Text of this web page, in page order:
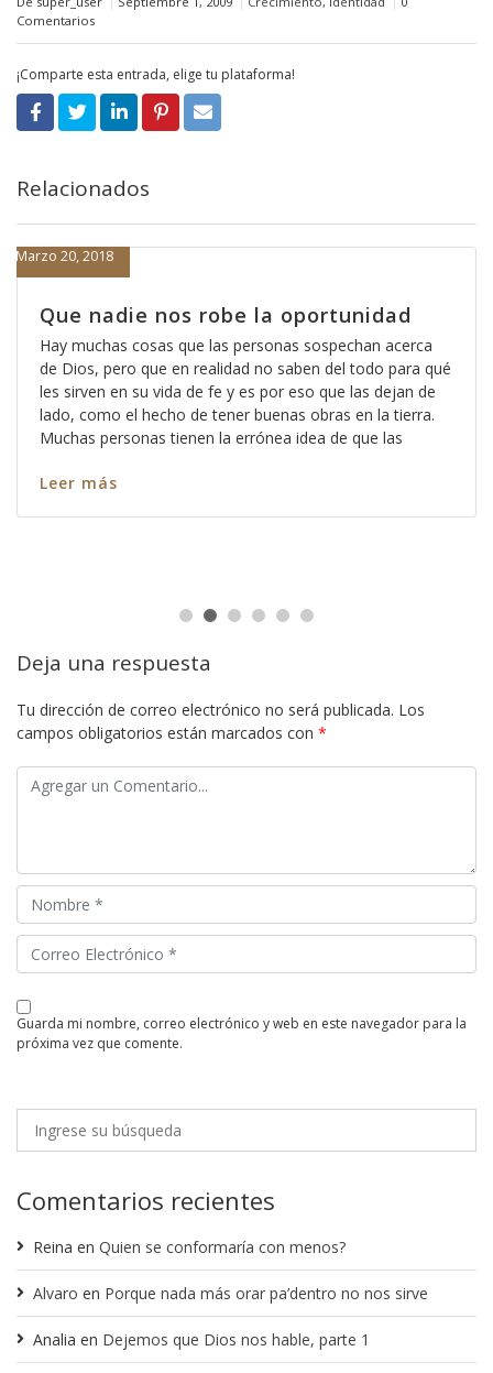
Comentarios
¡Comparte esta entrada, elige tu plataforma!
Relacionados
Que nadie nos robe la oportunidad
Marzo 20, 2018
Hay muchas cosas que las personas sospechan acerca
de Dios, pero que en realidad no saben del todo para qué
les sirven en su vida de fe y es por eso que las dejan de
lado, como el hecho de tener buenas obras en la tierra.
Muchas personas tienen la errónea idea de que las
Leer más
Deja una respuesta
Tu dirección de correo electrónico no será publicada. Los
campos obligatorios están marcados con *
guarda mi nombre, correo electrónico y web en este navegador para la
próxima vez que comente.
Comentarios recientes
Reina en Quien se conformaría con menos?
Alvaro en Porque nada más orar pa’dentro no nos sirve
Analia en Dejemos que Dios nos hable, parte 1